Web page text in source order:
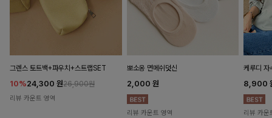
그렌스 토트백+파우치+스트랩SET
10%24,300 원26,900원
리뷰 카운트 영역
뽀소옹 면메쉬덧신
2,000 원
리뷰 카운트 영역
케루디 자
8,900
리뷰 카운